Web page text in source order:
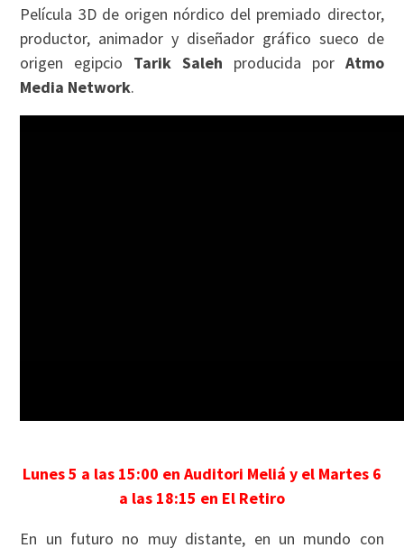
Película 3D de origen nórdico del premiado director,
productor, animador y diseñador gráfico sueco de
origen egipcio Tarik Saleh producida por Atmo
Media Network.
Lunes 5 a las 15:00 en Auditori Meliá y el Martes 6
a las 18:15 en El Retiro
En un futuro no muy distante, en un mundo con